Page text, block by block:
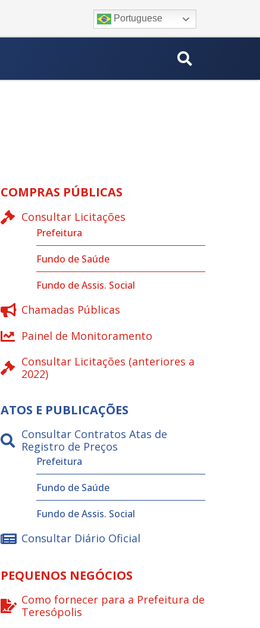
Portuguese
COMPRAS PÚBLICAS
Consultar Licitações
Prefeitura
Fundo de Saúde
Fundo de Assis. Social
Chamadas Públicas
Painel de Monitoramento
Consultar Licitações (anteriores a
2022)
ATOS E PUBLICAÇÕES
Consultar Contratos Atas de
Registro de Preços
Prefeitura
Fundo de Saúde
Fundo de Assis. Social
Consultar Diário Oficial
PEQUENOS NEGÓCIOS
Como fornecer para a Prefeitura de
Teresópolis